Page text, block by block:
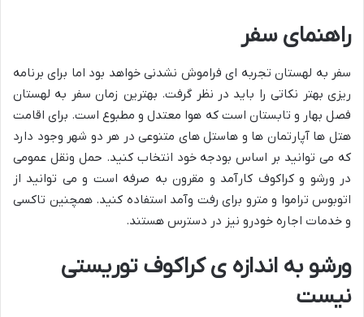
راهنمای سفر
سفر به لهستان تجربه ای فراموش نشدنی خواهد بود اما برای برنامه
ریزی بهتر نکاتی را باید در نظر گرفت. بهترین زمان سفر به لهستان
فصل بهار و تابستان است که هوا معتدل و مطبوع است. برای اقامت
هتل ها آپارتمان ها و هاستل های متنوعی در هر دو شهر وجود دارد
که می توانید بر اساس بودجه خود انتخاب کنید. حمل ونقل عمومی
در ورشو و کراکوف کارآمد و مقرون به صرفه است و می توانید از
اتوبوس تراموا و مترو برای رفت وآمد استفاده کنید. همچنین تاکسی
و خدمات اجاره خودرو نیز در دسترس هستند.
ورشو به اندازه ی کراکوف توریستی
نیست